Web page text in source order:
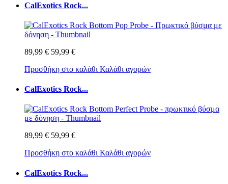
CalExotics Rock...
89,99 € 59,99 €
Προσθήκη στο καλάθι Καλάθι αγορών
CalExotics Rock...
89,99 € 59,99 €
Προσθήκη στο καλάθι Καλάθι αγορών
CalExotics Rock...